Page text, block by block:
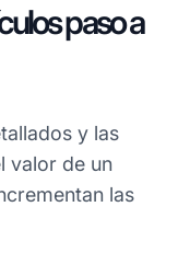
paso a
y las
valor de un
las